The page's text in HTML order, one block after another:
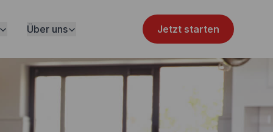
Über uns Jetzt starten